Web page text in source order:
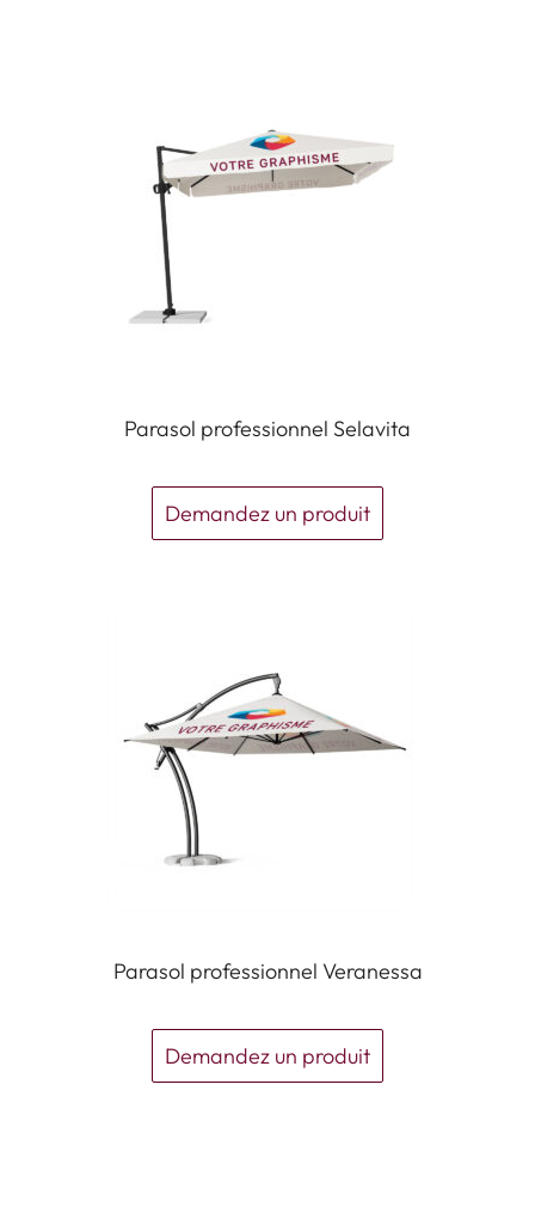
Parasol professionnel Selavita
Demandez un produit
Parasol professionnel Veranessa
Demandez un produit